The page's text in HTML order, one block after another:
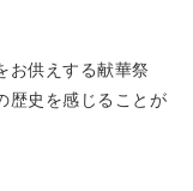
お供えする献華祭
歴史を感じることが